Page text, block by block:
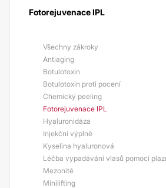
Fotorejuvenace IPL
Všechny zákroky
Antiaging
Botulotoxin
Botulotoxin proti pocení
Chemický peeling
Fotorejuvenace IPL
Hyaluronidáza
Injekční výplně
Kyselina hyaluronová
Léčba vypadávání vlasů pomocí
Mezonitě
Minilifting